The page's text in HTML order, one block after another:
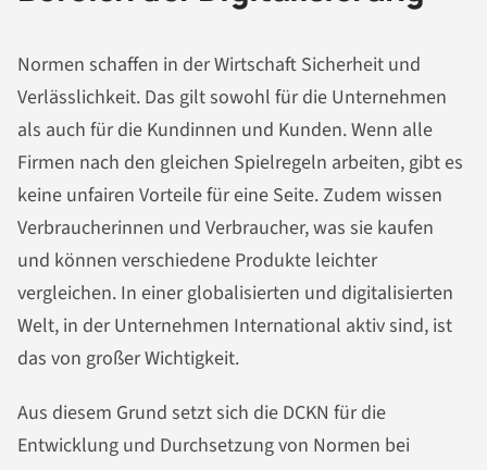
Normen schaffen in der Wirtschaft Sicherheit und
Verlässlichkeit. Das gilt sowohl für die Unternehmen
als auch für die Kundinnen und Kunden. Wenn alle
Firmen nach den gleichen Spielregeln arbeiten, gibt es
keine unfairen Vorteile für eine Seite. Zudem wissen
Verbraucherinnen und Verbraucher, was sie kaufen
und können verschiedene Produkte leichter
vergleichen. In einer globalisierten und digitalisierten
Welt, in der Unternehmen International aktiv sind, ist
das von großer Wichtigkeit.
Aus diesem Grund setzt sich die DCKN für die
Entwicklung und Durchsetzung von Normen bei